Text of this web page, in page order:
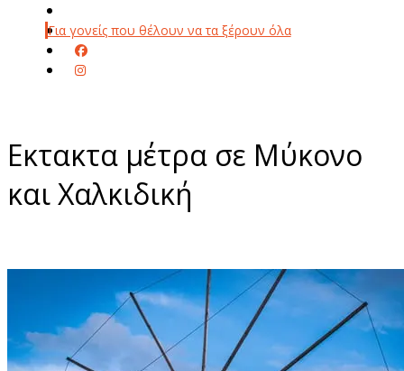
Για γονείς που θέλουν να τα ξέρουν όλα
Εκτακτα μέτρα σε Μύκονο
και Χαλκιδική